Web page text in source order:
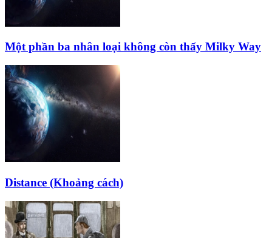
Một phần ba nhân loại không còn thấy Milky Way
Distance (Khoảng cách)